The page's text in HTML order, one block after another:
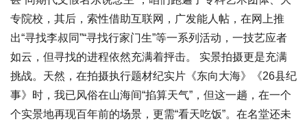
专院校，其后，索性借助互联网，广发能人帖，在网上推
出“寻找李叔同”“寻找行家门生”等一系列活动，一技艺应者
如云，但寻找的进程依然充满着抨击。 实景拍摄更是充满
挑战。天然，在拍摄执行题材纪实片《东向大海》《26县纪
事》时，我已风俗在山海间“掐算天气”，但这一趟，在一个
个实景地再现百年前的场景，更需“看天吃饭”。在名堂还未